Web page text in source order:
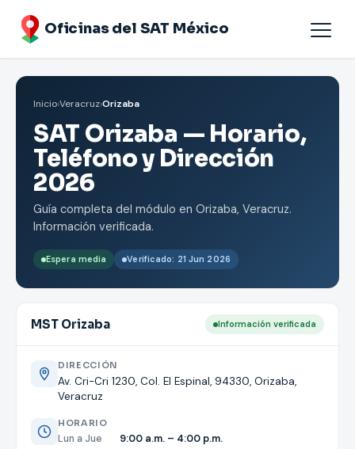
Oficinas del SAT México
Oficinas por Estados
Inicio›Veracruz›Orizaba
SAT Orizaba — Horario,
Teléfono y Dirección
2026
Guía completa del módulo en Orizaba, Veracruz.
Información verificada.
Espera media Verificado: 21 Jun 2026
MST Orizaba Información verificada
DIRECCIÓN
Av. Cri-Cri 1230, Col. El Espinal, 94330, Orizaba,
Veracruz
HORARIO
Lun a Jue
9:00 a.m. – 4:00 p.m.